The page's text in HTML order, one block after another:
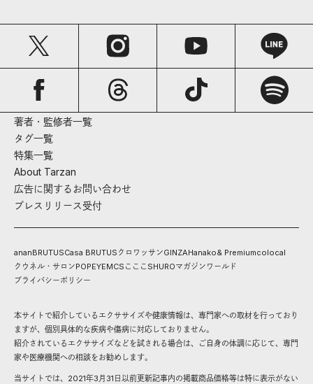
著者・監修者一覧
タグ一覧
特集一覧
About Tarzan
広告に関するお問い合わせ
プレスリリース受付
ananBRUTUSCasa BRUTUS クロワッサンGINZAHanako& Premiumcolocal
クウネル・サロンPOPEYEMCS こここ SHUROマガジンワールド
プライバシーポリシー
本サイトで紹介しているエクササイズや健康情報は、専門家への取材を行っており
ますが、個別具体的な疾病や傷病に対応しておりません。
紹介されているエクササイズなどを試される場合は、ご自身の体調に応じて、専門
家や医療機関への相談をお勧めします。
当サイトでは、2021年3月31日以前更新記事内の掲載商品価格等は特に表示がない